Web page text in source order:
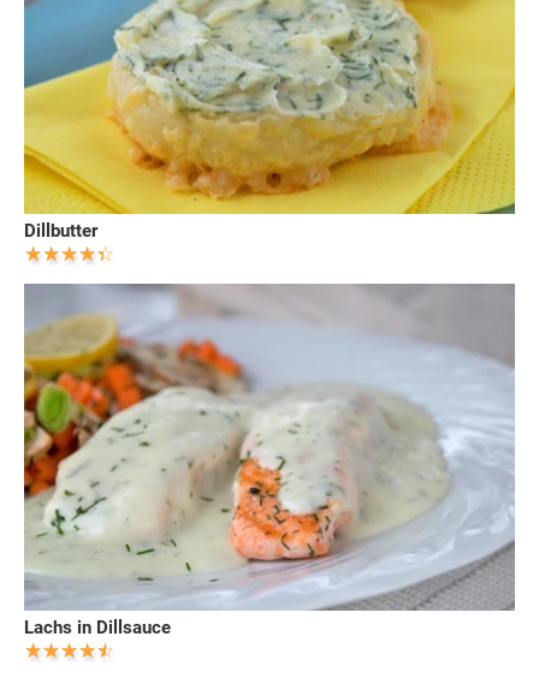
Dillbutter
Lachs in Dillsauce